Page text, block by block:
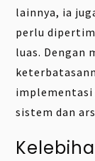
lainnya, ia
perlu
luas. Dengan
implementasi
sistem dan